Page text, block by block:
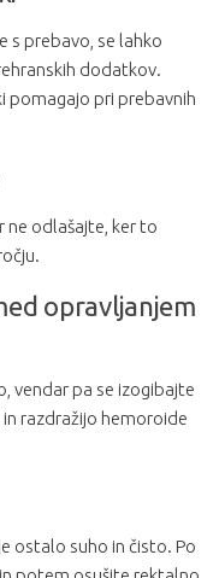
s prebavo, se lahko
dodatkov.
pomagajo pri prebavnih
ne odlašajte, ker to
opravljanjem
vendar pa se izogibajte
razdražijo hemoroide
ostalo suho in čisto. Po